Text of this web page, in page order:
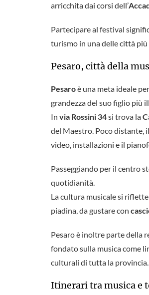
arricchita dai corsi dell’
Partecipare al festival
turismo in una delle città più
Pesaro, città della
Pesaroè una meta ideale
grandezza del suo figlio più
In via Rossini 34si trova la
del Maestro. Poco distante, il
video, installazioni e il
Passeggiando per il centro
quotidianità.
La cultura musicale si
piadina, da gustare con
Pesaro è inoltre parte della
fondato sulla musica come
culturali di tutta la provincia.
Itinerari tra musica e